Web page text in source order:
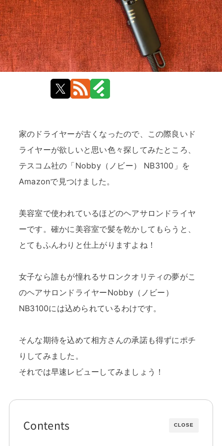
家のドライヤーが古くなったので、この際良いド
ライヤーが欲しいと思い色々探してみたところ、
テスコム社の「Nobby（ノビー） NB3100」を
Amazonで見つけました。
美容室で使われているほどのヘアサロンドライヤ
ーです。確かに美容室で髪を乾かしてもらうと、
とてもふんわりと仕上がりますよね！
女子なら誰もが憧れるサロンクオリティの夢がこ
のヘアサロンドライヤーNobby（ノビー）
NB3100には込められているわけです。
そんな期待を込めて相方さんの承諾も得ずにポチ
りしてみました。
それでは早速レビューしてみましょう！
CLOSE
Contents